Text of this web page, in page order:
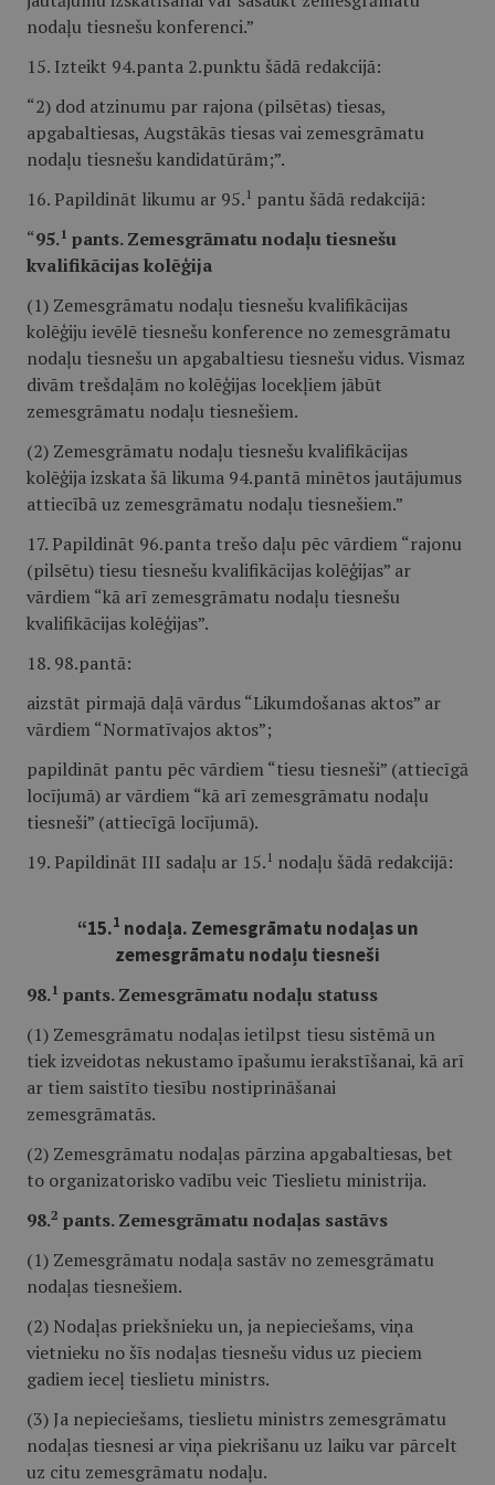
nodaļu tiesnešu konferenci.”
15. Izteikt 94.panta 2.punktu šādā redakcijā:
“2) dod atzinumu par rajona (pilsētas) tiesas,
apgabaltiesas, Augstākās tiesas vai zemesgrāmatu
nodaļu tiesnešu kandidatūrām;”.
16. Papildināt likumu ar 95. 1 pantu šādā redakcijā:
“95.1 pants. Zemesgrāmatu nodaļu tiesnešu
kvalifikācijas kolēģija
(1) Zemesgrāmatu nodaļu tiesnešu kvalifikācijas
kolēģiju ievēlē tiesnešu konference no zemesgrāmatu
nodaļu tiesnešu un apgabaltiesu tiesnešu vidus. Vismaz
divām trešdaļām no kolēģijas locekļiem jābūt
zemesgrāmatu nodaļu tiesnešiem.
(2) Zemesgrāmatu nodaļu tiesnešu kvalifikācijas
kolēģija izskata šā likuma 94.pantā minētos jautājumus
attiecībā uz zemesgrāmatu nodaļu tiesnešiem.”
17. Papildināt 96.panta trešo daļu pēc vārdiem “rajonu
(pilsētu) tiesu tiesnešu kvalifikācijas kolēģijas” ar
vārdiem “kā arī zemesgrāmatu nodaļu tiesnešu
kvalifikācijas kolēģijas”.
18. 98.pantā:
aizstāt pirmajā daļā vārdus “Likumdošanas aktos” ar
vārdiem “Normatīvajos aktos”;
papildināt pantu pēc vārdiem “tiesu tiesneši” (attiecīgā
locījumā) ar vārdiem “kā arī zemesgrāmatu nodaļu
tiesneši” (attiecīgā locījumā).
19. Papildināt III sadaļu ar 15. 1 nodaļu šādā redakcijā:
“15.1 nodaļa. Zemesgrāmatu nodaļas un
zemesgrāmatu nodaļu tiesneši
98.1 pants. Zemesgrāmatu nodaļu statuss
(1) Zemesgrāmatu nodaļas ietilpst tiesu sistēmā un
tiek izveidotas nekustamo īpašumu ierakstīšanai, kā arī
ar tiem saistīto tiesību nostiprināšanai
zemesgrāmatās.
(2) Zemesgrāmatu nodaļas pārzina apgabaltiesas, bet
to organizatorisko vadību veic Tieslietu ministrija.
98.2 pants. Zemesgrāmatu nodaļas sastāvs
(1) Zemesgrāmatu nodaļa sastāv no zemesgrāmatu
nodaļas tiesnešiem.
(2) Nodaļas priekšnieku un, ja nepieciešams, viņa
vietnieku no šīs nodaļas tiesnešu vidus uz pieciem
gadiem ieceļ tieslietu ministrs.
(3) Ja nepieciešams, tieslietu ministrs zemesgrāmatu
nodaļas tiesnesi ar viņa piekrišanu uz laiku var pārcelt
uz citu zemesgrāmatu nodaļu.